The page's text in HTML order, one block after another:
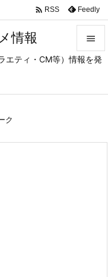
情報
エティ・CM等）情報を発



 RSS Feedly
ク